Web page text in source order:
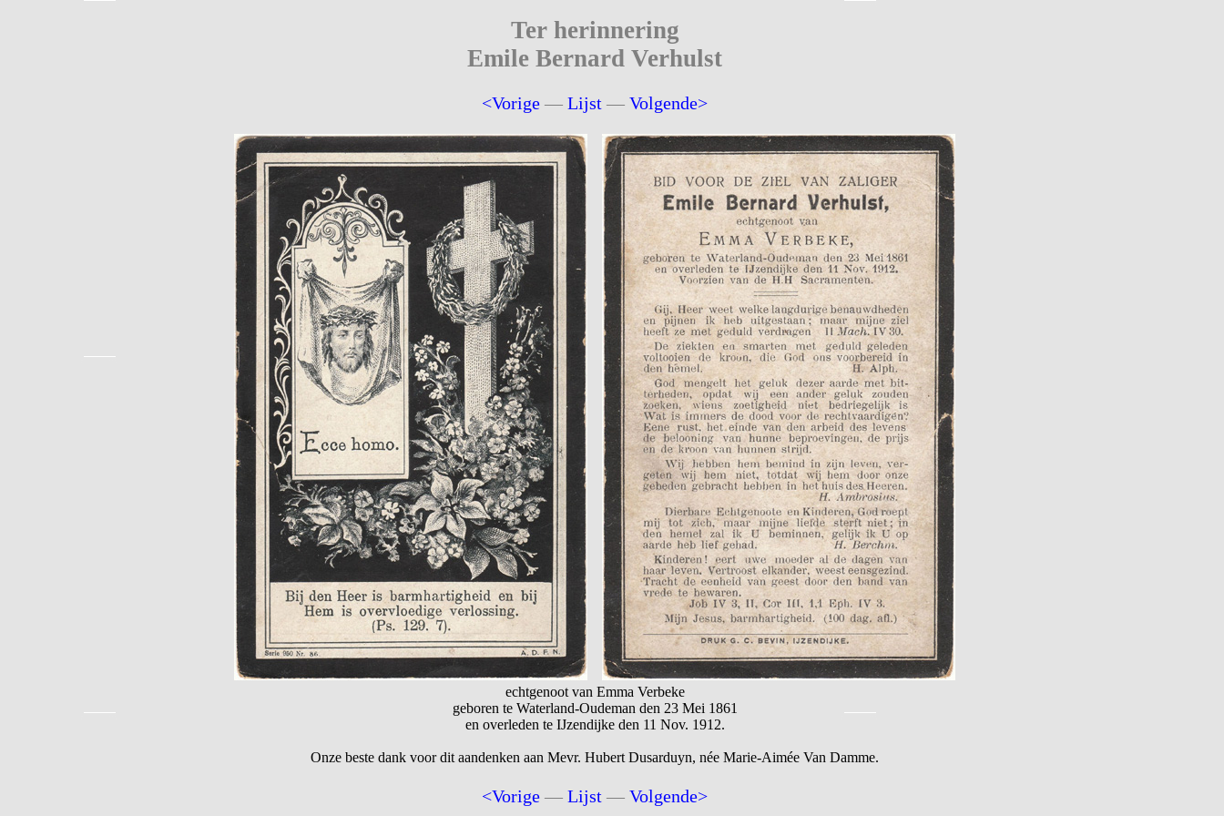
Ter herinnering
Emile Bernard Verhulst
<Vorige —Lijst —Volgende>
echtgenoot van Emma Verbeke
geboren te Waterland-Oudeman den 23 Mei 1861
en overleden te IJzendijke den 11 Nov. 1912.
Onze beste dank voor dit aandenken aan Mevr. Hubert Dusarduyn, née Marie-Aimée Van Damme.
<Vorige —Lijst —Volgende>